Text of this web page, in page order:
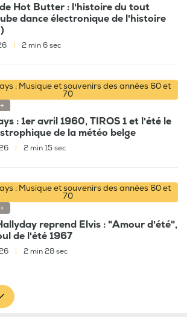
Hot Butter : l'histoire du tout
dance électronique de l'histoire
2 min 6 sec
: Musique et souvenirs des années 60 et
70
: 1er avril 1960, TIROS 1 et l'été le
de la météo belge
2 min 15 sec
: Musique et souvenirs des années 60 et
70
reprend Elvis : "Amour d'été",
de l'été 1967
2 min 28 sec